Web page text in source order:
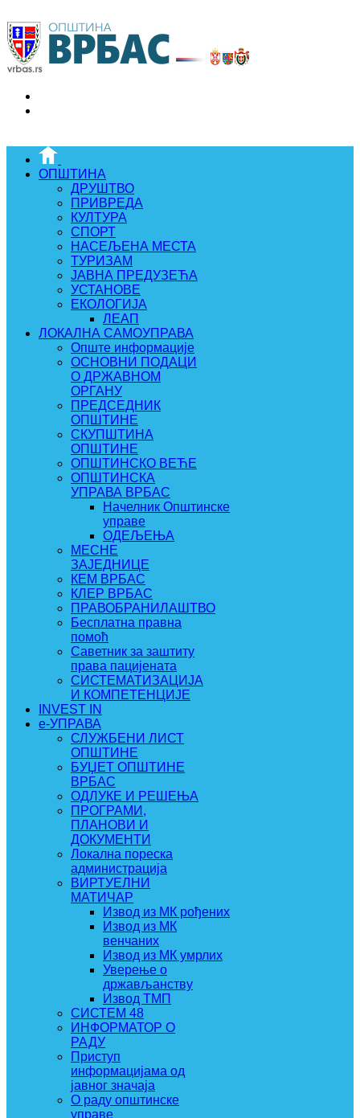
ОПШТИНА
ДРУШТВО
ПРИВРЕДА
КУЛТУРА
СПОРТ
НАСЕЉЕНА МЕСТА
ТУРИЗАМ
ЈАВНА ПРЕДУЗЕЋА
УСТАНОВЕ
ЕКОЛОГИЈА
ЛЕАП
ЛОКАЛНА САМОУПРАВА
Опште информације
ОСНОВНИ ПОДАЦИ
О ДРЖАВНОМ
ОРГАНУ
ПРЕДСЕДНИК
ОПШТИНЕ
СКУПШТИНА
ОПШТИНЕ
ОПШТИНСКО ВЕЋЕ
ОПШТИНСКА
УПРАВА ВРБАС
Начелник Општинске
управе
ОДЕЉЕЊА
МЕСНЕ
ЗАЈЕДНИЦЕ
КЕМ ВРБАС
КЛЕР ВРБАС
ПРАВОБРАНИЛАШТВО
Бесплатна правна
помоћ
Саветник за заштиту
права пацијената
СИСТЕМАТИЗАЦИЈА
И КОМПЕТЕНЦИЈЕ
INVEST IN
e-УПРАВА
СЛУЖБЕНИ ЛИСТ
ОПШТИНЕ
БУЏЕТ ОПШТИНЕ
ВРБАС
ОДЛУКЕ И РЕШЕЊА
ПРОГРАМИ,
ПЛАНОВИ И
ДОКУМЕНТИ
Локална пореска
администрација
ВИРТУЕЛНИ
МАТИЧАР
Извод из МК рођених
Извод из МК
венчаних
Извод из МК умрлих
Уверење о
држављанству
Извод ТМП
СИСТЕМ 48
ИНФОРМАТОР О
РАДУ
Приступ
информацијама од
јавног значаја
О раду општинске
управе